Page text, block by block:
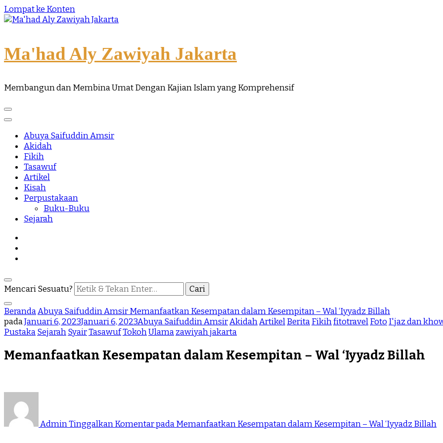
Lompat ke Konten
Ma'had Aly Zawiyah Jakarta
Membangun dan Membina Umat Dengan Kajian Islam yang Komprehensif
Abuya Saifuddin Amsir
Akidah
Fikih
Tasawuf
Artikel
Kisah
Perpustakaan
Buku-Buku
Sejarah
Mencari Sesuatu?
BerandaAbuya Saifuddin AmsirMemanfaatkan Kesempatan dalam Kesempitan – Wal ‘Iyyadz Billah
padaJanuari 6, 2023Januari 6, 2023Abuya Saifuddin AmsirAkidahArtikelBeritaFikihfitotravelFoto I'jaz dan
PustakaSejarahSyairTasawufTokohUlamazawiyah jakarta
Memanfaatkan Kesempatan dalam Kesempitan – Wal ‘Iyyadz Billah
AdminTinggalkan Komentarpada Memanfaatkan Kesempatan dalam Kesempitan – Wal ‘Iyyadz Billah